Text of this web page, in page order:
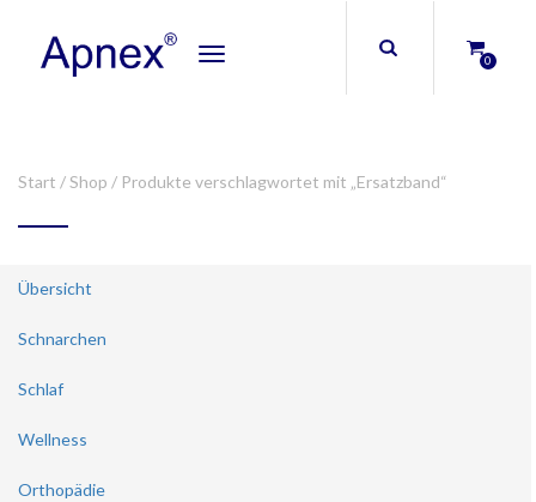
Toggle
0
Start /Shop / Produkte verschlagwortet mit „Ersatzband“
Übersicht
Schnarchen
Schlaf
Wellness
Orthopädie